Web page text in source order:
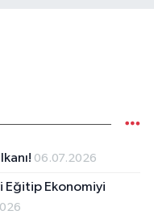
06.07.2026
Eğitip Ekonomiyi